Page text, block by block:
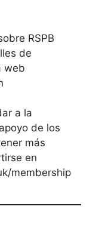
RSPB
de
web
a la
de los
más
en
membership